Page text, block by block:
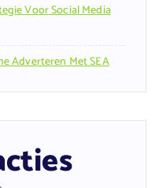
Voor Social Media
Adverteren Met SEA